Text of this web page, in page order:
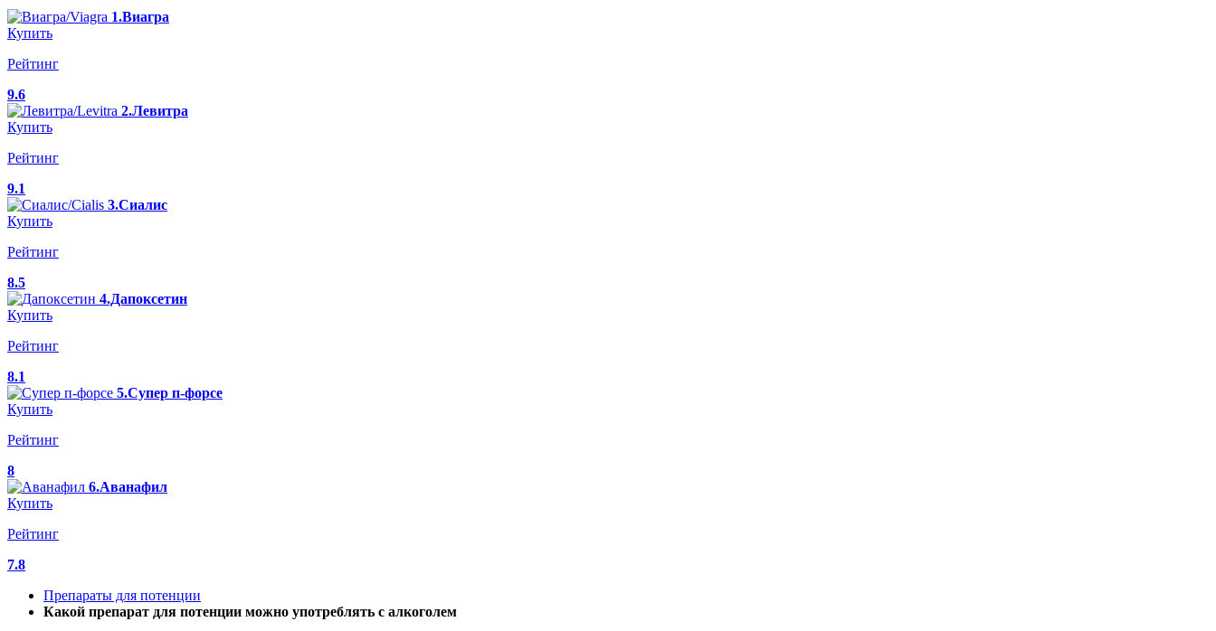
1.Виагра
Купить
Рейтинг
9.6
2.Левитра
Купить
Рейтинг
9.1
3.Сиалис
Купить
Рейтинг
8.5
4.Дапоксетин
Купить
Рейтинг
8.1
5.Супер п-форсе
Купить
Рейтинг
8
6.Аванафил
Купить
Рейтинг
7.8
Препараты для потенции
Какой препарат для потенции можно употреблять с алкоголем